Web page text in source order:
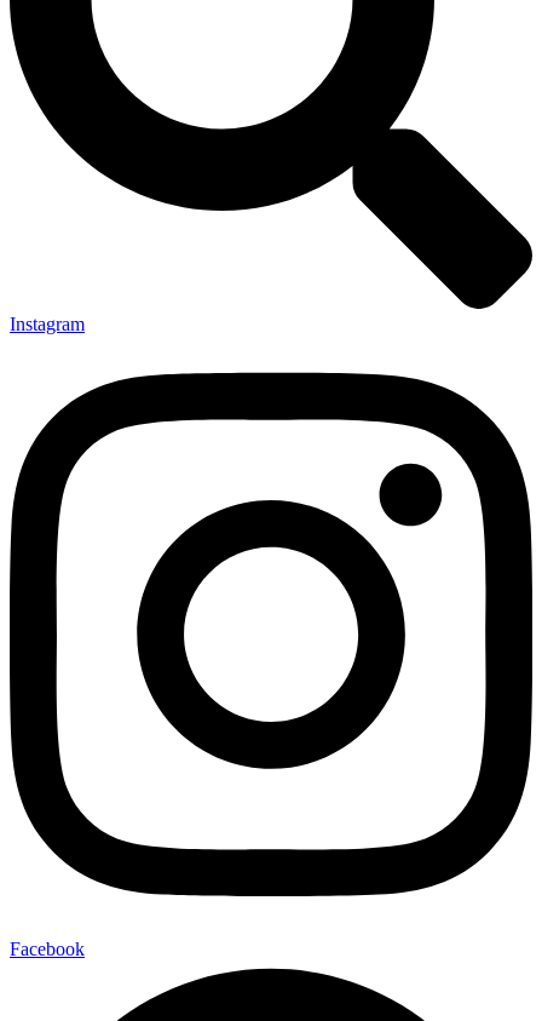
Instagram
Facebook